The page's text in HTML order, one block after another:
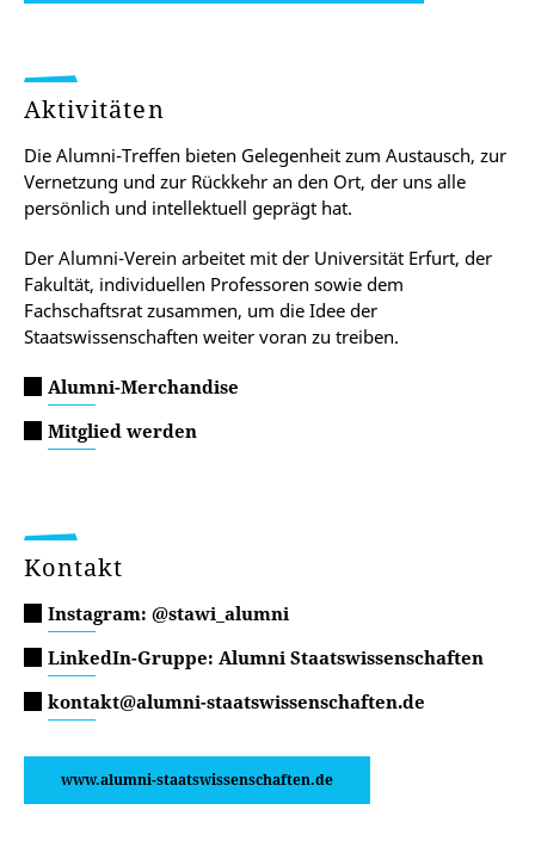
Aktivitäten
Die Alumni-Treffen bieten Gelegenheit zum Austausch, zur
Vernetzung und zur Rückkehr an den Ort, der uns alle
persönlich und intellektuell geprägt hat.
Der Alumni-Verein arbeitet mit der Universität Erfurt, der
Fakultät, individuellen Professoren sowie dem
Fachschaftsrat zusammen, um die Idee der
Staatswissenschaften weiter voran zu treiben.
Alumni-Merchandise
Mitglied werden
Kontakt
Instagram: @stawi_alumni
LinkedIn-Gruppe: Alumni Staatswissenschaften
kontakt@alumni-staatswissenschaften.de
www.alumni-staatswissenschaften.de